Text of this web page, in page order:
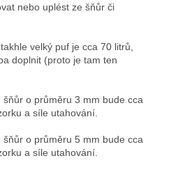
nebo uplést ze šňůr či
velký puf je cca 70 litrů,
doplnit (proto je tam ten
šňůr o průměru 3 mm bude cca
a síle utahování.
šňůr o průměru 5 mm bude cca
a síle utahování.